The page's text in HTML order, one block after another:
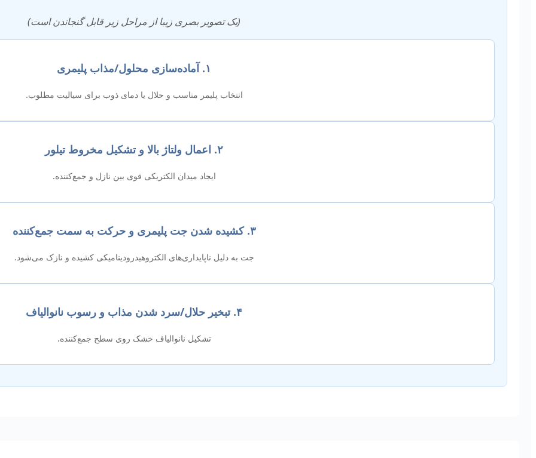
(یک تصویر بصری زیبا از مراحل زیر قابل گنجاندن است)
۱. آماده‌سازی محلول/مذاب پلیمری
انتخاب پلیمر مناسب و حلال یا دمای ذوب برای سیالیت مطلوب.
۲. اعمال ولتاژ بالا و تشکیل مخروط تیلور
ایجاد میدان الکتریکی قوی بین نازل و جمع‌کننده.
۳. کشیده شدن جت پلیمری و حرکت به سمت جمع‌کننده
جت به دلیل ناپایداری‌های الکتروهیدرودینامیکی کشیده و نازک می‌شود.
۴. تبخیر حلال/سرد شدن مذاب و رسوب نانوالیاف
تشکیل نانوالیاف خشک روی سطح جمع‌کننده.